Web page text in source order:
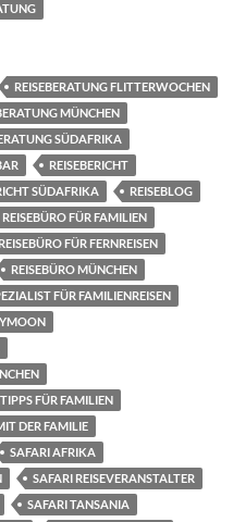
REISEBERATUNG FLITTERWOCHEN
MÜNCHEN
SÜDAFRIKA
REISEBERICHT
SÜDAFRIKA
REISEBLOG
REISEBÜRO FÜR FAMILIEN
REISEBÜRO FÜR FERNREISEN
REISEBÜRO MÜNCHEN
FÜR FAMILIENREISEN
FÜR FAMILIEN
DER FAMILIE
SAFARI AFRIKA
SAFARI REISEVERANSTALTER
SAFARI TANSANIA